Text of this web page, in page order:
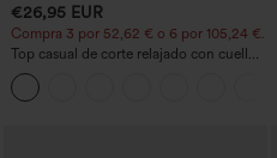
€26,95 EUR
Compra 3 por 52,62 € o 6 por 105,24 €.
Top casual de corte relajado con cuello
redondo y mangas murciélago.